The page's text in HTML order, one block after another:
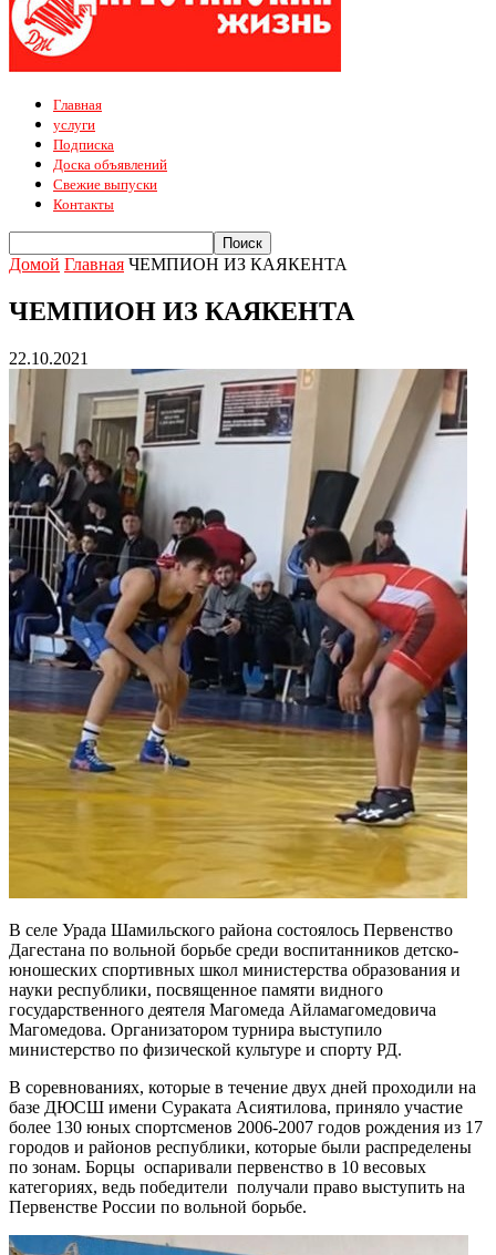
Главная
услуги
Подписка
Доска объявлений
Свежие выпуски
Контакты
Домой Главная ЧЕМПИОН ИЗ КАЯКЕНТА
ЧЕМПИОН ИЗ КАЯКЕНТА
22.10.2021
В селе Урада Шамильского района состоялось Первенство
Дагестана по вольной борьбе среди воспитанников детско-
юношеских спортивных школ министерства образования и
науки республики, посвященное памяти видного
государственного деятеля Магомеда Айламагомедовича
Магомедова. Организатором турнира выступило
министерство по физической культуре и спорту РД.
В соревнованиях, которые в течение двух дней проходили на
базе ДЮСШ имени Сураката Асиятилова, приняло участие
более 130 юных спортсменов 2006-2007 годов рождения из 17
городов и районов республики, которые были распределены
по зонам. Борцы оспаривали первенство в 10 весовых
категориях, ведь победители получали право выступить на
Первенстве России по вольной борьбе.